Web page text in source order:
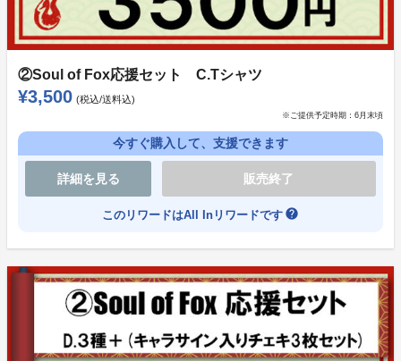
ております。
②Soul of Fox応援セット C.Tシャツ
¥3,500 (税込/送料込)
※ご提供予定時期： 6月末頃
今すぐ購入して、支援できます
詳細を見る 販売終了
このリワードはAll Inリワードです help